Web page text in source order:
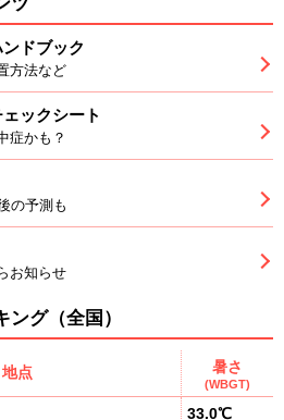
ツ
ドブック
方法など
ックシート
症かも？
の予測も
お知らせ
グ（全国）
地点 暑さ
(WBGT)
33.0℃